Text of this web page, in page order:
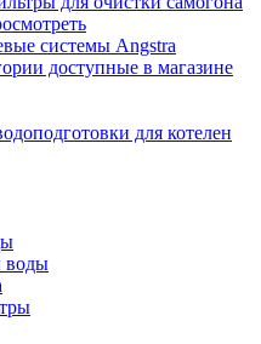
системы Angstra
доступные в магазине
для котелен
воды